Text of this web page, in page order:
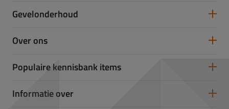
Vloerisolatie
Gevelonderhoud
Gevelrenovatie
Over ons
Partners
Populaire kennisbank items
Isolatiewaarde berekenen
Informatie over